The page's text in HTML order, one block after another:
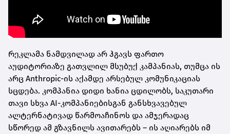
რეკლამა ნამდვილად არ ჰგავს ფართო
აუდიტორიაზე გათვლილ მსუბუქ კამპანიას, თუმცა ის
არც Anthropic-ის აქამდე არსებულ კომუნიკაციას
სცდება. კომპანია დიდი ხანია ცდილობს, საკუთარი
თავი სხვა AI-კომპანიებისგან განსხვავებულ
ალტერნატივად წარმოაჩინოს და ამჯერადაც
სწორედ ამ გზავნილს ავითარებს – ის აღიარებს იმ